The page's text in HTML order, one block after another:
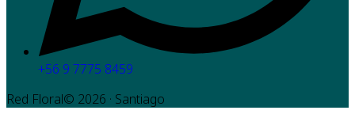
+56 9 7775 8459
Red Floral© 2026 · Santiago